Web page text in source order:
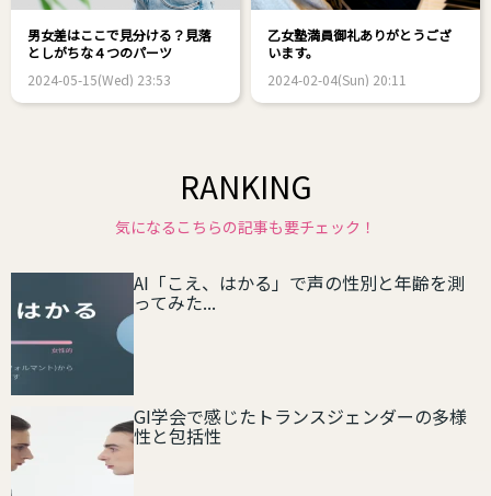
男女差はここで見分ける？見落
としがちな４つのパーツ
2024-05-15(Wed) 23:53
乙女塾満員御礼ありがとうござ
います。
2024-02-04(Sun) 20:11
RANKING
気になるこちらの記事も要チェック！
AI「こえ、はかる」で声の性別と年齢を測
ってみた...
GI学会で感じたトランスジェンダーの多様
性と包括性